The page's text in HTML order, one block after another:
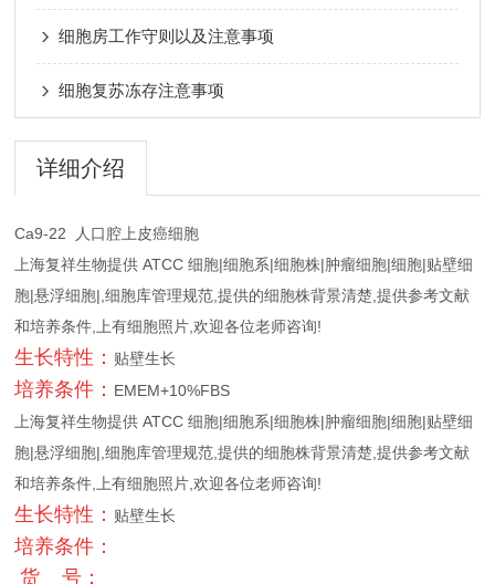
细胞房工作守则以及注意事项
细胞复苏冻存注意事项
详细介绍
Ca9-22 人口腔上皮癌细胞
上海复祥生物提供 ATCC 细胞|细胞系|细胞株|肿瘤细胞|细胞|贴壁细
胞|悬浮细胞|,细胞库管理规范,提供的细胞株背景清楚,提供参考文献
和培养条件,上有细胞照片,欢迎各位老师咨询!
生长特性： 贴壁生长
培养条件： EMEM+10%FBS
上海复祥生物提供 ATCC 细胞|细胞系|细胞株|肿瘤细胞|细胞|贴壁细
胞|悬浮细胞|,细胞库管理规范,提供的细胞株背景清楚,提供参考文献
和培养条件,上有细胞照片,欢迎各位老师咨询!
生长特性： 贴壁生长
培养条件：
货 号：